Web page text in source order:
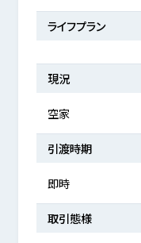
ライフプラン
現況
空家
引渡時期
即時
取引態様